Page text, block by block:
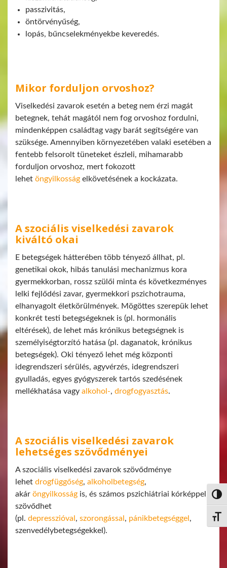
passzivitás,
öntörvényűség,
lopás, bűncselekményekbe keveredés.
Mikor forduljon orvoshoz?
Viselkedési zavarok esetén a beteg nem érzi magát
betegnek, tehát magától nem fog orvoshoz fordulni,
mindenképpen családtag vagy barát segítségére van
szüksége. Amennyiben környezetében valaki esetében a
fentebb felsorolt tüneteket észleli, mihamarabb
forduljon orvoshoz, mert fokozott
lehet öngyilkosság elkövetésének a kockázata.
A szociális viselkedési zavarok
kiváltó okai
E betegségek hátterében több tényező állhat, pl.
genetikai okok, hibás tanulási mechanizmus kora
gyermekkorban, rossz szülői minta és következményes
lelki fejlődési zavar, gyermekkori pszichotrauma,
elhanyagolt életkörülmények. Mögöttes szerepük lehet
konkrét testi betegségeknek is (pl. hormonális
eltérések), de lehet más krónikus betegségnek is
személyiségtorzító hatása (pl. daganatok, krónikus
betegségek). Oki tényező lehet még központi
idegrendszeri sérülés, agyvérzés, idegrendszeri
gyulladás, egyes gyógyszerek tartós szedésének
mellékhatása vagy alkohol-, drogfogyasztás.
A szociális viselkedési zavarok
lehetséges szövődményei
A szociális viselkedési zavarok szövődménye
lehet drogfüggőség, alkoholbetegség,
akár öngyilkosság is, és számos pszichiátriai kórképpel
szövődhet
(pl. depresszióval , szorongással , pánikbetegséggel ,
szenvedélybetegségekkel).